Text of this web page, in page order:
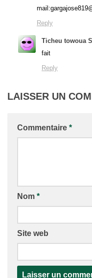
Reply
Ticheu towoua
fait
Reply
LAISSER UN
Commentaire *
Nom *
Site web